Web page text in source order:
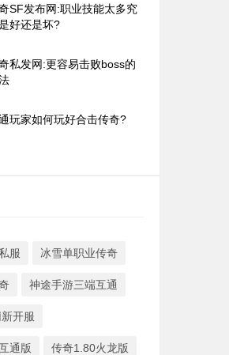
SF发布网:职业技能太多究
好还是坏?
私发网:更容易击败boss的
玩家如何玩好合击传奇?
服 冰雪单职业传奇
神途手游三端互通
开服
通版 传奇1.80火龙版